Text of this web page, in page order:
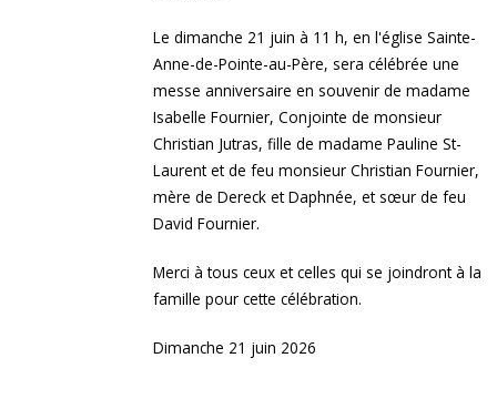
Le dimanche 21 juin à 11 h, en l'église Sainte-
Anne-de-Pointe-au-Père, sera célébrée une
messe anniversaire en souvenir de madame
Isabelle Fournier, Conjointe de monsieur
Christian Jutras, fille de madame Pauline St-
Laurent et de feu monsieur Christian Fournier,
mère de Dereck et Daphnée, et sœur de feu
David Fournier.
Merci à tous ceux et celles qui se joindront à la
famille pour cette célébration.
Dimanche 21 juin 2026